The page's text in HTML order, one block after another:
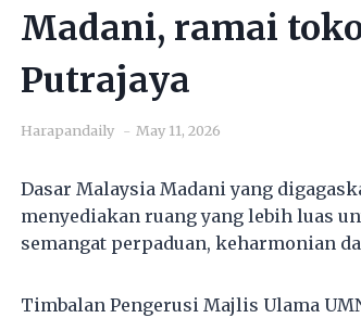
Madani, ramai
Putrajaya
Harapandaily May 11, 2026
Dasar Malaysia Madani yang
menyediakan ruang yang lebih luas
semangat perpaduan, keharmonian
Timbalan Pengerusi Majlis Ulama